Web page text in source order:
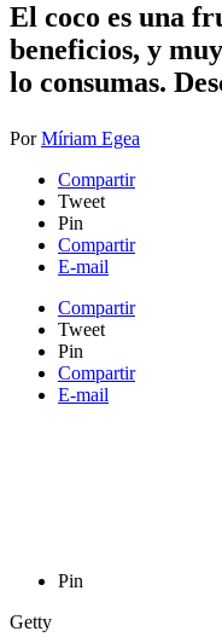
​El coco es una
beneficios, y
lo consumas.
PorMíriam Egea
Compartir
Tweet
Pin
Compartir
E-mail
Compartir
Tweet
Pin
Compartir
E-mail
Pin
Getty